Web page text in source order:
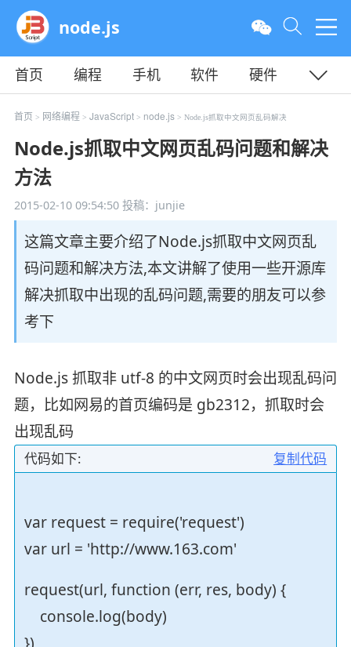
node.js
首页 编程 手机 软件
硬件
教程
平面 服务器
首页 > 网络编程 > JavaScript> node.js> Node.js抓取中文网页乱码解决
Node.js抓取中文网页乱码问题和解决
方法
2015-02-10 09:54:50投稿：junjie
这篇文章主要介绍了Node.js抓取中文网页乱
码问题和解决方法,本文讲解了使用一些开源库
解决抓取中出现的乱码问题,需要的朋友可以参
考下
Node.js 抓取非 utf-8 的中文网页时会出现乱码问
题，比如网易的首页编码是 gb2312，抓取时会
出现乱码
复制代码
代码如下:
var request = require('request')
var url = 'http://www.163.com'
request(url, function (err, res, body) {
console.log(body)
})